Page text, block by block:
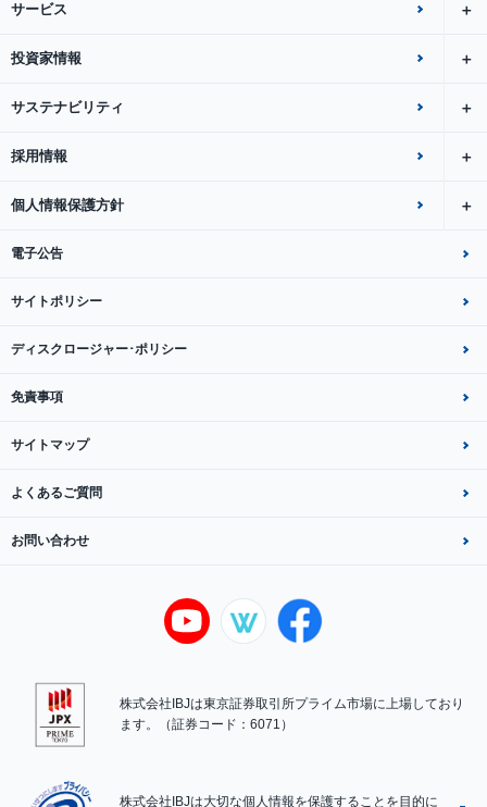
サービス
投資家情報
サステナビリティ
採用情報
個人情報保護方針
電子公告
サイトポリシー
ディスクロージャー･ポリシー
免責事項
サイトマップ
よくあるご質問
お問い合わせ
株式会社IBJは東京証券取引所プライム市場に上場しており
ます。（証券コード：6071）
株式会社IBJは大切な個人情報を保護することを目的に